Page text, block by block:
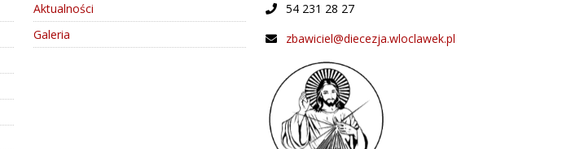
Aktualności
Galeria
54 231 28 27
zbawiciel@diecezja.wloclawek.pl